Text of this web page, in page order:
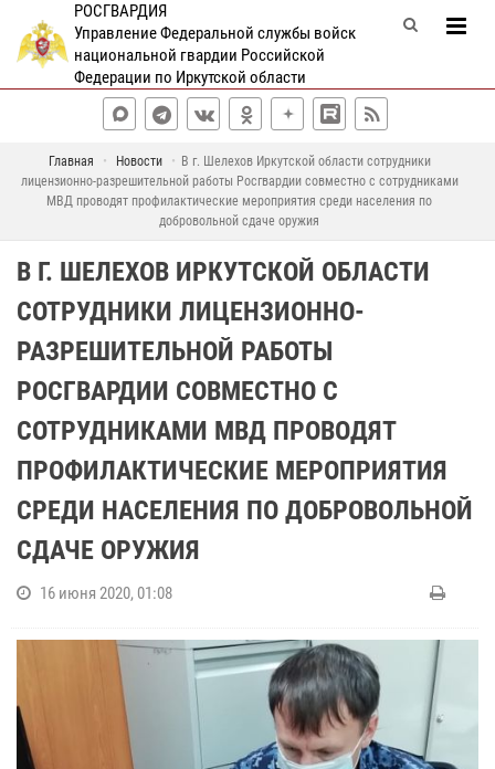
РОСГВАРДИЯ
Управление Федеральной службы войск
национальной гвардии Российской
Федерации по Иркутской области
Главная Новости
В г. Шелехов Иркутской области сотрудники
лицензионно-разрешительной работы Росгвардии совместно с сотрудниками
МВД проводят профилактические мероприятия среди населения по
добровольной сдаче оружия
В Г. ШЕЛЕХОВ ИРКУТСКОЙ ОБЛАСТИ
СОТРУДНИКИ ЛИЦЕНЗИОННО-
РАЗРЕШИТЕЛЬНОЙ РАБОТЫ
РОСГВАРДИИ СОВМЕСТНО С
СОТРУДНИКАМИ МВД ПРОВОДЯТ
ПРОФИЛАКТИЧЕСКИЕ МЕРОПРИЯТИЯ
СРЕДИ НАСЕЛЕНИЯ ПО ДОБРОВОЛЬНОЙ
СДАЧЕ ОРУЖИЯ
16 июня 2020, 01:08